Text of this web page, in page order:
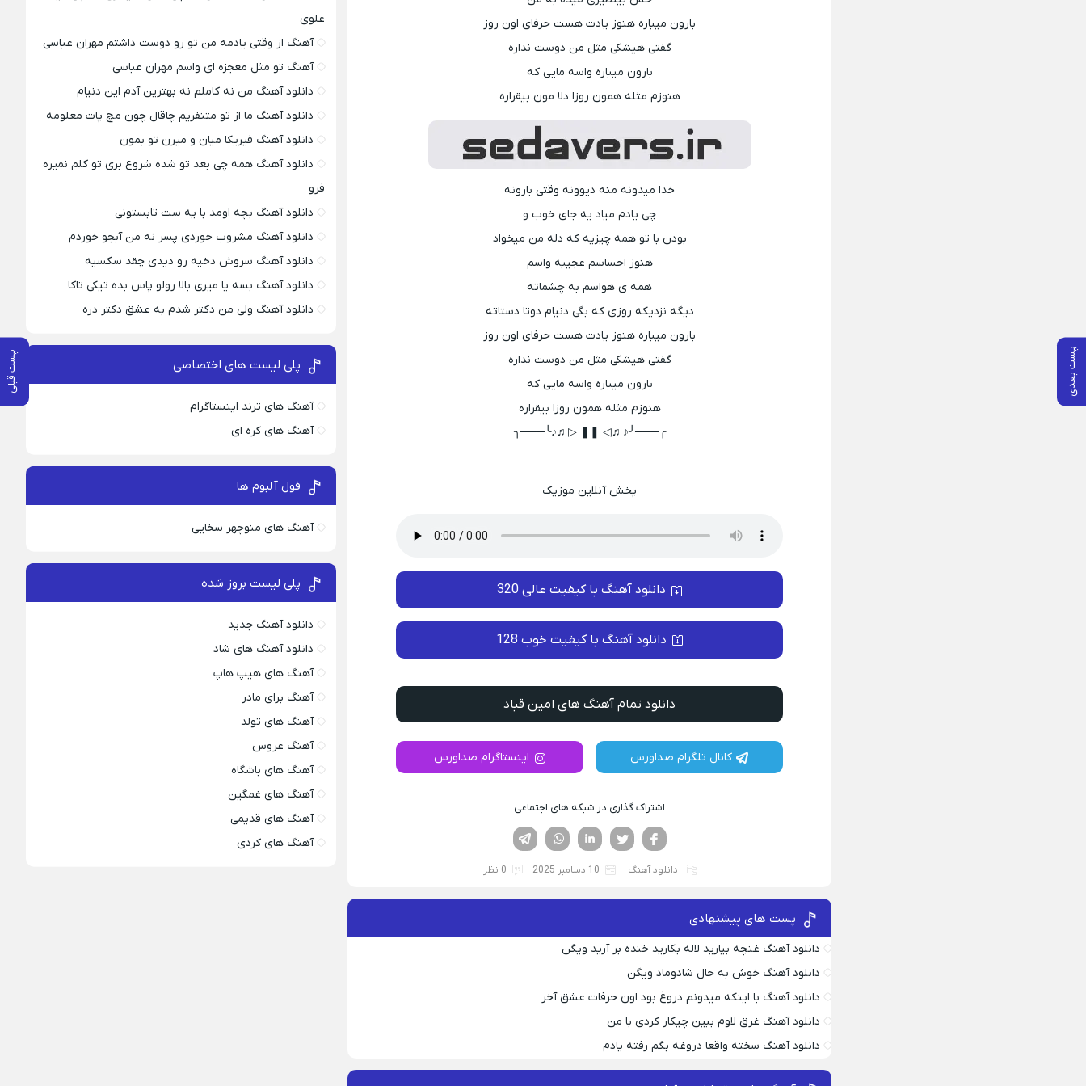
پست بعدی پست قبلی
بارون میباره هنوز یادت هست حرفای اون روز
گفتی هیشکی مثل من دوست نداره
بارون میباره واسه مایی که
هنوزم مثله همون روزا دلا مون بیقراره
خدا میدونه منه دیوونه وقتی بارونه
چی یادم میاد یه جای خوب و
بودن با تو همه چیزیه که دله من میخواد
هنوز احساسم عجیبه واسم
همه ی هواسم به چشماته
دیگه نزدیکه روزی که بگی دنیام دوتا دستاته
بارون میباره هنوز یادت هست حرفای اون روز
گفتی هیشکی مثل من دوست نداره
بارون میباره واسه مایی که
هنوزم مثله همون روزا بیقراره
╭───╯♪♬◁ ❚❚ ▷♬♪╰───╮
پخش آنلاین موزیک
دانلود آهنگ با کیفیت عالی 320
دانلود آهنگ با کیفیت خوب 128
دانلود تمام آهنگ های امین قباد
کانال تلگرام صداورس اینستاگرام صداورس
اشتراک گذاری در شبکه های اجتماعی
لینکدین تویتر
فیسوک
دانلود آهنگ 10 دسامبر 2025 0 نظر
پست های پیشنهادی
دانلود آهنگ غنچه بیارید لاله بکارید خنده بر آرید ویگن
دانلود آهنگ خوش به حال شادوماد ویگن
دانلود آهنگ با اینکه میدونم دروغ بود اون حرفات عشق آخر
دانلود آهنگ غرق لاوم ببین چیکار کردی با من
دانلود آهنگ سخته واقعا دروغه بگم رفته یادم
علوی
آهنگ از وقتی یادمه من تو رو دوست داشتم مهران عباسی
آهنگ تو مثل معجزه ای واسم مهران عباسی
دانلود آهنگ من نه کاملم نه بهترین آدم این دنیام
دانلود آهنگ ما از تو متنفریم چاقال چون مچ پات معلومه
دانلود آهنگ فیریکا میان و میرن تو بمون
دانلود آهنگ همه چی بعد تو شده شروع بری تو کلم نمیره
فرو
دانلود آهنگ بچه اومد با یه ست تابستونی
دانلود آهنگ مشروب خوردی پسر نه من آبجو خوردم
دانلود آهنگ سروش دخیه رو دیدی چقد سکسیه
دانلود آهنگ بسه یا میری بالا رولو پاس بده تیکی تاکا
دانلود آهنگ ولی من دکتر شدم به عشق دکتر دره
پلی لیست های اختصاصی
آهنگ های ترند اینستاگرام
آهنگ های کره ای
فول آلبوم ها
آهنگ های منوچهر سخایی
پلی لیست بروز شده
دانلود آهنگ جدید
دانلود آهنگ های شاد
آهنگ های هیپ هاپ
آهنگ برای مادر
آهنگ های تولد
آهنگ عروس
آهنگ های باشگاه
آهنگ های غمگین
آهنگ های قدیمی
آهنگ های کردی